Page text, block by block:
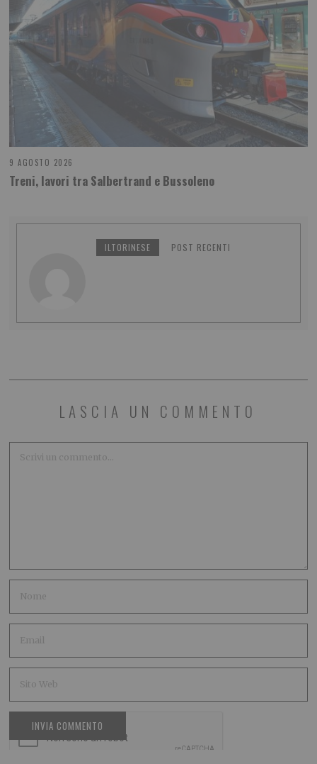
9 AGOSTO 2026
Treni, lavori tra Salbertrand e Bussoleno
ILTORINESE POST RECENTI
LASCIA UN COMMENTO